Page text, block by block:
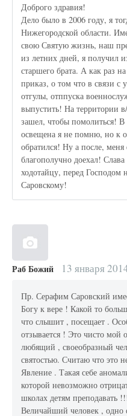
Доброго здравия!
Дело было в 2006 году, я
Нижегородской области.
свою Святую жизнь, наш
из летних дней, я получил
старшего брата. А как раз
приказ, о том что в связи с
отгулы, отппуска
выпустить! На территории
зашел, чтобы помолиться! В
освещена я не помню, но к
обратился! Ну а после,
благополучно доехал!
ходотайцу, перед
Саровскому!
Раб Божий 13 января
Пр. Серафим Саровский
Богу к вере ! Какой то
что слышит , посещает .
отзывается ! Это чисто
любящий , своеобразный
святостью. Считаю что это
Явление . Такая себе
которой невозможно
школах детям
Величайший человек ,